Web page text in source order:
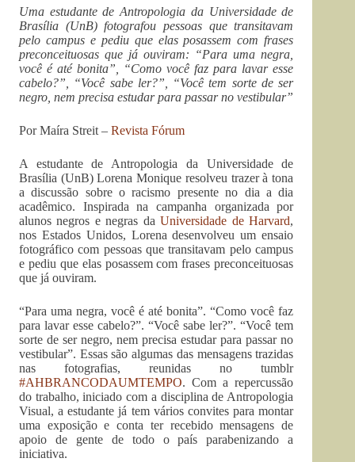
Uma estudante de Antropologia da Universidade de
Brasília (UnB) fotografou pessoas que transitavam
pelo campus e pediu que elas posassem com frases
preconceituosas que já ouviram: “Para uma negra,
você é até bonita”, “Como você faz para lavar esse
cabelo?”, “Você sabe ler?”, “Você tem sorte de ser
negro, nem precisa estudar para passar no vestibular”
Por Maíra Streit – Revista Fórum
A estudante de Antropologia da Universidade de
Brasília (UnB) Lorena Monique resolveu trazer à tona
a discussão sobre o racismo presente no dia a dia
acadêmico. Inspirada na campanha organizada por
alunos negros e negras daUniversidade de Harvard,
nos Estados Unidos, Lorena desenvolveu um ensaio
fotográfico com pessoas que transitavam pelo campus
e pediu que elas posassem com frases preconceituosas
que já ouviram.
“Para uma negra, você é até bonita”. “Como você faz
para lavar esse cabelo?”. “Você sabe ler?”. “Você tem
sorte de ser negro, nem precisa estudar para passar no
vestibular”. Essas são algumas das mensagens trazidas
nas fotografias, reunidas no tumblr
#AHBRANCODAUMTEMPO. Com a repercussão
do trabalho, iniciado com a disciplina de Antropologia
Visual, a estudante já tem vários convites para montar
uma exposição e conta ter recebido mensagens de
apoio de gente de todo o país parabenizando a
iniciativa.